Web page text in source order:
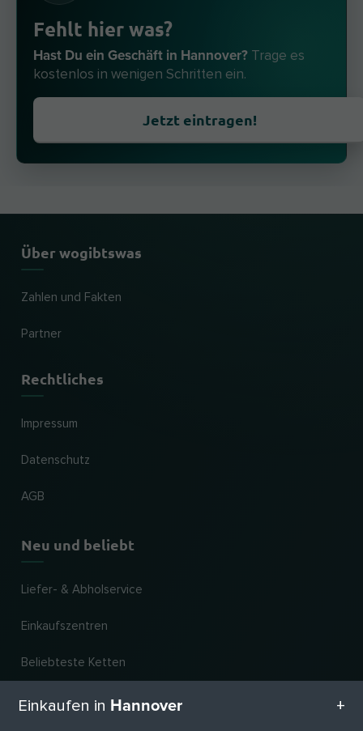
Fehlt hier was?
Hast Du ein Geschäft in Hannover? Trage es
kostenlos in wenigen Schritten ein.
Jetzt eintragen!
Über wogibtswas
Zahlen und Fakten
Partner
Rechtliches
Impressum
Datenschutz
AGB
Neu und beliebt
Liefer- & Abholservice
Einkaufszentren
Beliebteste Ketten
Neueste Geschäfte
Einkaufen in Hannover